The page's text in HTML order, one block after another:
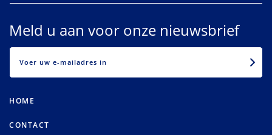
Meld u aan voor onze nieuwsbrief
HOME
CONTACT